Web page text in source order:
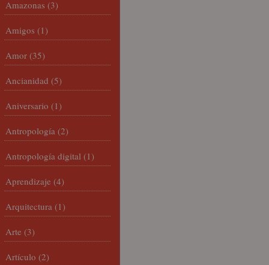
Amazonas (3)
Amigos (1)
Amor (35)
Ancianidad (5)
Aniversario (1)
Antropología (2)
Antropología digital (1)
Aprendizaje (4)
Arquitectura (1)
Arte (3)
Artículo (2)